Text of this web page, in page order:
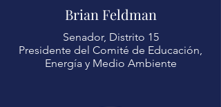
Brian Feldman
Senador, Distrito 15
Presidente del Comité de Educación,
Energía y Medio Ambiente